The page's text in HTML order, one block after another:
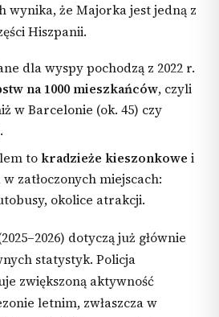
wynika, że Majorka jest jedną z
Hiszpanii.
dla wyspy pochodzą z 2022 r.
na 1000 mieszkańców, czyli
w Barcelonie (ok. 45) czy
to kradzieże kieszonkowe i
zatłoczonych miejscach:
okolice atrakcji.
dotyczą już głównie
statystyk. Policja
zwiększoną aktywność
letnim, zwłaszcza w